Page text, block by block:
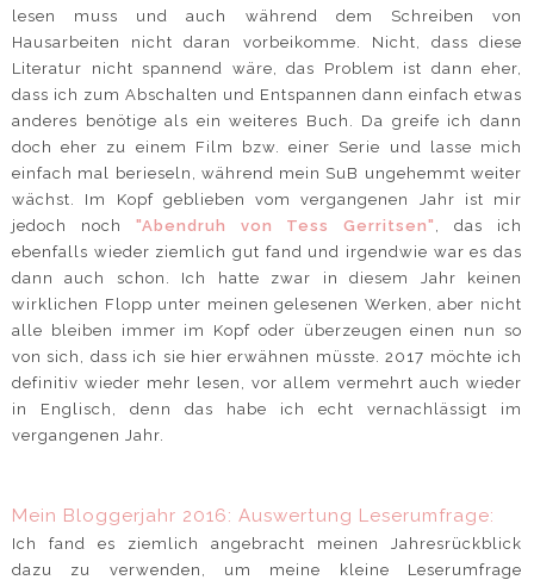
lesen muss und auch während dem Schreiben von
Hausarbeiten nicht daran vorbeikomme. Nicht, dass diese
Literatur nicht spannend wäre, das Problem ist dann eher,
dass ich zum Abschalten und Entspannen dann einfach etwas
anderes benötige als ein weiteres Buch. Da greife ich dann
doch eher zu einem Film bzw. einer Serie und lasse mich
einfach mal berieseln, während mein SuB ungehemmt weiter
wächst. Im Kopf geblieben vom vergangenen Jahr ist mir
jedoch noch "Abendruh von Tess Gerritsen"
, das ich
ebenfalls wieder ziemlich gut fand und irgendwie war es das
dann auch schon. Ich hatte zwar in diesem Jahr keinen
wirklichen Flopp unter meinen gelesenen Werken, aber nicht
alle bleiben immer im Kopf oder überzeugen einen nun so
von sich, dass ich sie hier erwähnen müsste. 2017 möchte ich
definitiv wieder mehr lesen, vor allem vermehrt auch wieder
in Englisch, denn das habe ich echt vernachlässigt im
vergangenen Jahr.
Mein Bloggerjahr 2016: Auswertung Leserumfrage:
Ich fand es ziemlich angebracht meinen Jahresrückblick
dazu zu verwenden, um meine kleine Leserumfrage